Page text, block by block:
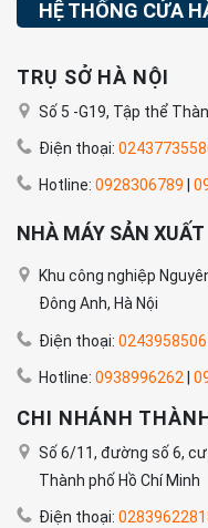
HỆ THỐNG CỬA
TRỤ SỞ HÀ NỘI
Số 5 -G19, Tập thể
Điện thoại:
Hotline: 0928306789
NHÀ MÁY SẢN XUẤT
Khu công nghiệp
Đông Anh, Hà Nội
Điện thoại:
Hotline: 0938996262
CHI NHÁNH
Số 6/11, đường số 6,
Thành phố Hồ Chí Minh
Điện thoại: